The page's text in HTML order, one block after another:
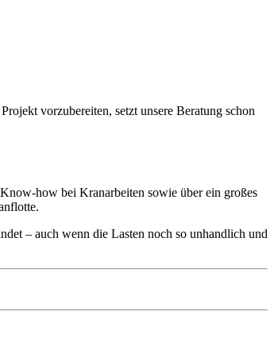
vorzubereiten, setzt unsere Beratung schon
how bei Kranarbeiten sowie über ein großes
– auch wenn die Lasten noch so unhandlich und